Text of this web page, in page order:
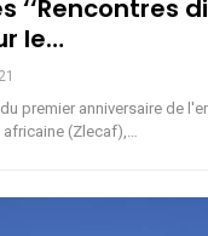
‘‘Rencontres
le…
premier anniversaire de
africaine (Zlecaf),…